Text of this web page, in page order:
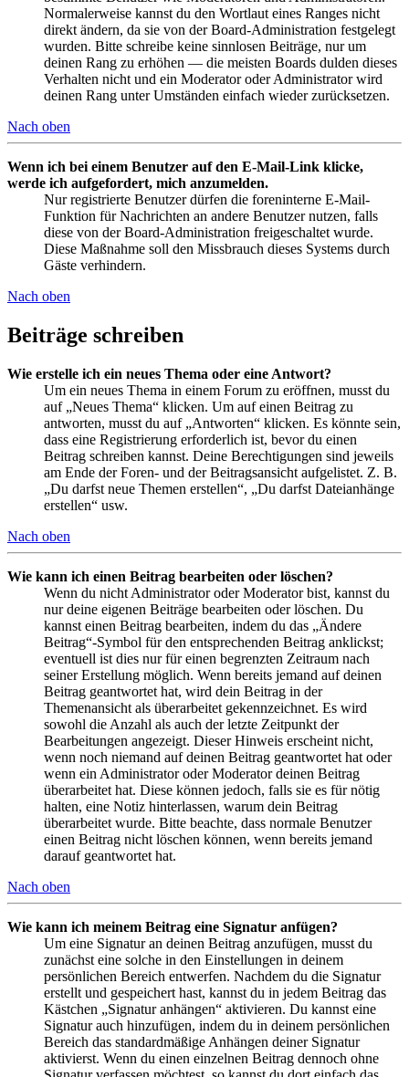
Normalerweise kannst du den Wortlaut eines Ranges nicht
direkt ändern, da sie von der Board-Administration festgelegt
wurden. Bitte schreibe keine sinnlosen Beiträge, nur um
deinen Rang zu erhöhen — die meisten Boards dulden dieses
Verhalten nicht und ein Moderator oder Administrator wird
deinen Rang unter Umständen einfach wieder zurücksetzen.
Nach oben
Wenn ich bei einem Benutzer auf den E-Mail-Link klicke,
werde ich aufgefordert, mich anzumelden.
Nur registrierte Benutzer dürfen die foreninterne E-Mail-
Funktion für Nachrichten an andere Benutzer nutzen, falls
diese von der Board-Administration freigeschaltet wurde.
Diese Maßnahme soll den Missbrauch dieses Systems durch
Gäste verhindern.
Nach oben
Beiträge schreiben
Wie erstelle ich ein neues Thema oder eine Antwort?
Um ein neues Thema in einem Forum zu eröffnen, musst du
auf „Neues Thema“ klicken. Um auf einen Beitrag zu
antworten, musst du auf „Antworten“ klicken. Es könnte sein,
dass eine Registrierung erforderlich ist, bevor du einen
Beitrag schreiben kannst. Deine Berechtigungen sind jeweils
am Ende der Foren- und der Beitragsansicht aufgelistet. Z. B.
„Du darfst neue Themen erstellen“, „Du darfst Dateianhänge
erstellen“ usw.
Nach oben
Wie kann ich einen Beitrag bearbeiten oder löschen?
Wenn du nicht Administrator oder Moderator bist, kannst du
nur deine eigenen Beiträge bearbeiten oder löschen. Du
kannst einen Beitrag bearbeiten, indem du das „Ändere
Beitrag“-Symbol für den entsprechenden Beitrag anklickst;
eventuell ist dies nur für einen begrenzten Zeitraum nach
seiner Erstellung möglich. Wenn bereits jemand auf deinen
Beitrag geantwortet hat, wird dein Beitrag in der
Themenansicht als überarbeitet gekennzeichnet. Es wird
sowohl die Anzahl als auch der letzte Zeitpunkt der
Bearbeitungen angezeigt. Dieser Hinweis erscheint nicht,
wenn noch niemand auf deinen Beitrag geantwortet hat oder
wenn ein Administrator oder Moderator deinen Beitrag
überarbeitet hat. Diese können jedoch, falls sie es für nötig
halten, eine Notiz hinterlassen, warum dein Beitrag
überarbeitet wurde. Bitte beachte, dass normale Benutzer
einen Beitrag nicht löschen können, wenn bereits jemand
darauf geantwortet hat.
Nach oben
Wie kann ich meinem Beitrag eine Signatur anfügen?
Um eine Signatur an deinen Beitrag anzufügen, musst du
zunächst eine solche in den Einstellungen in deinem
persönlichen Bereich entwerfen. Nachdem du die Signatur
erstellt und gespeichert hast, kannst du in jedem Beitrag das
Kästchen „Signatur anhängen“ aktivieren. Du kannst eine
Signatur auch hinzufügen, indem du in deinem persönlichen
Bereich das standardmäßige Anhängen deiner Signatur
aktivierst. Wenn du einen einzelnen Beitrag dennoch ohne